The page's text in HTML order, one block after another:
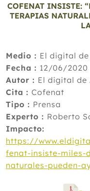
COFENAT INSISTE:
TERAPIAS
Medio : El digital
Fecha : 12/06/2020
Autor : El digital de
Cita : Cofenat
Tipo : Prensa
Experto : Roberto
Impacto:
https://
fenat-insiste-miles-
naturales-pueden-